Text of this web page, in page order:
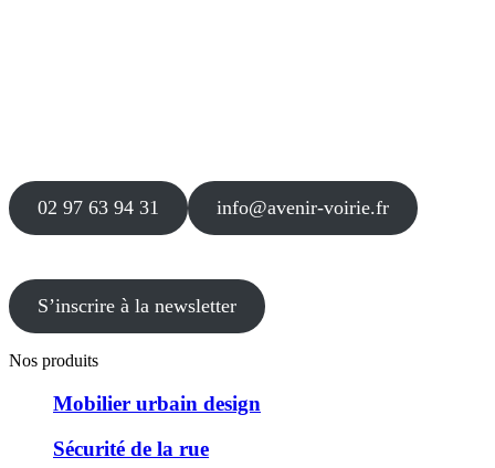
02 97 63 94 31 info@avenir-voirie.fr
S’inscrire à la newsletter
Nos produits
Mobilier urbain design
Sécurité de la rue